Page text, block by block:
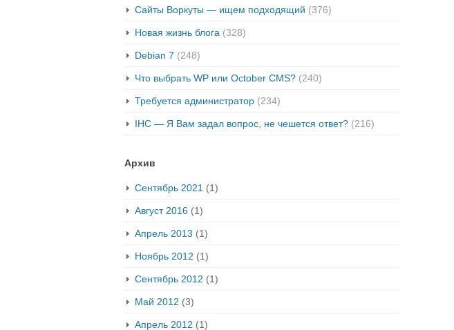
Сайты Воркуты — ищем подходящий (376)
Новая жизнь блога (328)
Debian 7 (248)
Что выбрать WP или October CMS? (240)
Требуется администратор (234)
IHC — Я Вам задал вопрос, не чешется ответ? (216)
Архив
Сентябрь 2021 (1)
Август 2016(1)
Апрель 2013 (1)
Ноябрь 2012 (1)
Сентябрь 2012 (1)
Май 2012 (3)
Апрель 2012 (1)